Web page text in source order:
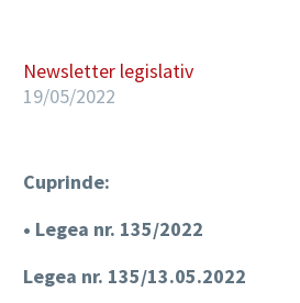
Newsletter legislativ
19/05/2022
Cuprinde:
• Legea nr. 135/2022
Legea nr. 135/13.05.2022